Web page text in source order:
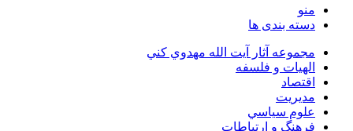
منو
دسته بندی ها
مجموعه آثار آيت الله مهدوي كني
الهیات و فلسفه
اقتصاد
مديريت
علوم سياسي
فرهنگ و ارتباطات